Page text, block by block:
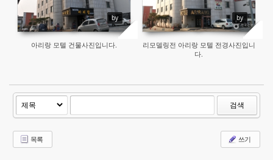
by
아리랑 모텔 건물사진입니다.
by
리모델링전 아리랑 모텔 전경사진입니
다.
검색
목록 쓰기